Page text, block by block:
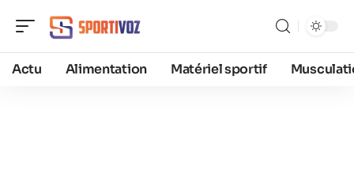
Actu Alimentation Matériel sportif